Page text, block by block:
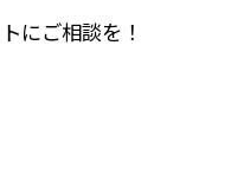
にご相談を！